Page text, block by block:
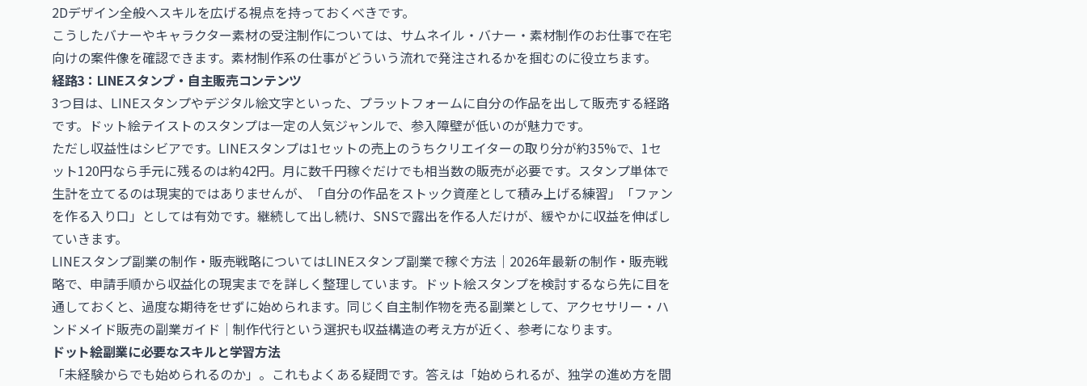
2Dデザイン全般へスキルを広げる視点を持っておくべきです。
こうしたバナーやキャラクター素材の受注制作については、 サムネイル・バナー・素材制作のお仕事で在宅
向けの案件像を確認できます。素材制作系の仕事がどういう流れで発注されるかを掴むのに役立ちます。
経路3：LINEスタンプ・自主販売コンテンツ
3つ目は、LINEスタンプやデジタル絵文字といった、プラットフォームに自分の作品を出して販売する経路
です。ドット絵テイストのスタンプは一定の人気ジャンルで、参入障壁が低いのが魅力です。
ただし収益性はシビアです。LINEスタンプは1セットの売上のうちクリエイターの取り分が約35%で、1セ
ット120円なら手元に残るのは約42円。月に数千円稼ぐだけでも相当数の販売が必要です。スタンプ単体で
生計を立てるのは現実的ではありませんが、「自分の作品をストック資産として積み上げる練習」「ファン
を作る入り口」としては有効です。継続して出し続け、SNSで露出を作る人だけが、緩やかに収益を伸ばし
ていきます。
LINEスタンプ副業の制作・販売戦略についてはLINEスタンプ副業で稼ぐ方法｜2026年最新の制作・販売戦
略で、申請手順から収益化の現実までを詳しく整理しています。ドット絵スタンプを検討するなら先に目を
通しておくと、過度な期待をせずに始められます。同じく自主制作物を売る副業として、 アクセサリー・ハ
ンドメイド販売の副業ガイド｜制作代行という選択も収益構造の考え方が近く、参考になります。
ドット絵副業に必要なスキルと学習方法
「未経験からでも始められるのか」。これもよくある疑問です。答えは「始められるが、独学の進め方を間